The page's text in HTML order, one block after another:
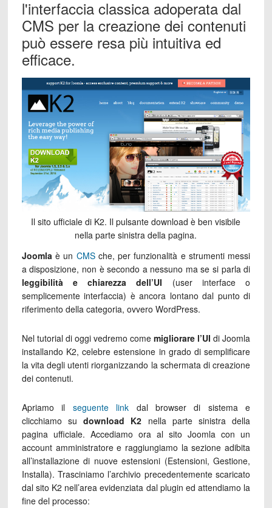
l'interfaccia classica adoperata dal
CMS per la creazione dei contenuti
può essere resa più intuitiva ed
efficace.
Il sito ufficiale di K2. Il pulsante download è ben visibile
nella parte sinistra della pagina.
Joomlaè un CMSche, per funzionalità e strumenti messi
a disposizione, non è secondo a nessuno ma se si parla di
leggibilità e chiarezza dell’UI (user interface o
semplicemente interfaccia) è ancora lontano dal punto di
riferimento della categoria, ovvero WordPress.
Nel tutorial di oggi vedremo comemigliorare l’UI di Joomla
installando K2, celebre estensione in grado di semplificare
la vita degli utenti riorganizzando la schermata di creazione
dei contenuti.
Apriamo il seguente link dal browser di sistema e
clicchiamo sudownload K2 nella parte sinistra della
pagina ufficiale. Accediamo ora al sito Joomla con un
account amministratore e raggiungiamo la sezione adibita
all’installazione di nuove estensioni (Estensioni, Gestione,
Installa). Trasciniamo l’archivio precedentemente scaricato
dal sito K2 nell’area evidenziata dal plugin ed attendiamo la
fine del processo: